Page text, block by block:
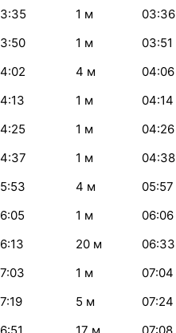
1 м 03:36
1 м 03:51
4 м 04:06
1 м 04:14
1 м 04:26
1 м 04:38
4 м 05:57
1 м 06:06
20 м 06:33
1 м 07:04
5 м 07:24